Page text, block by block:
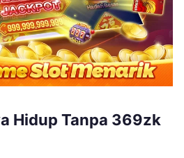
Hidup Tanpa 369zk